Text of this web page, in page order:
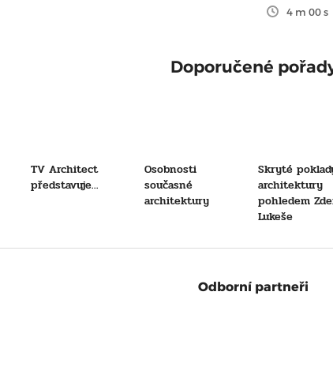
4 m 00 s
Doporučené
TV Architect
představuje...
Osobnosti
současné
architektury
Skryté
architektury
pohledem
Lukeše
Odborní partneři